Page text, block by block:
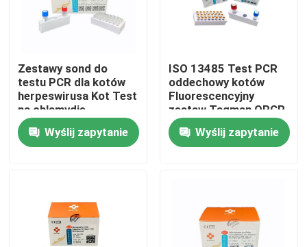
Produkty
Filmy
O nas
Zestawy sond do
testu PCR dla kotów
herpeswirusa Kot Test
na chlamydię
Fluorescencja
Wyślij zapytanie
ISO 13485 Test PCR
oddechowy kotów
Fluorescencyjny
zestaw Taqman QPCR
Wyślij zapytanie